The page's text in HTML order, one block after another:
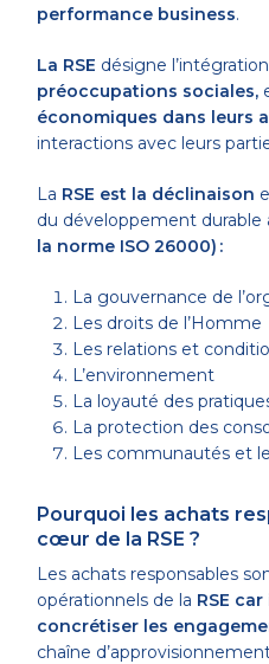
performance business.
La RSE désigne
préoccupations sociales,
économiques dans leurs
interactions avec leurs
La RSE est la déclinaison
du développement durable
la norme ISO 26000) :
La gouvernance de
Les droits de l’Homme
Les relations et
L’environnement
La loyauté des
La protection des
Les communautés et
Pourquoi les achats
cœur de la RSE ?
Les achats responsables
opérationnels de la RSE
concrétiser les
chaîne